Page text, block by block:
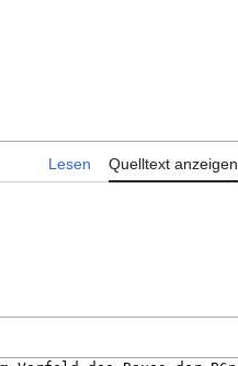
Lesen Quelltext anzeigen